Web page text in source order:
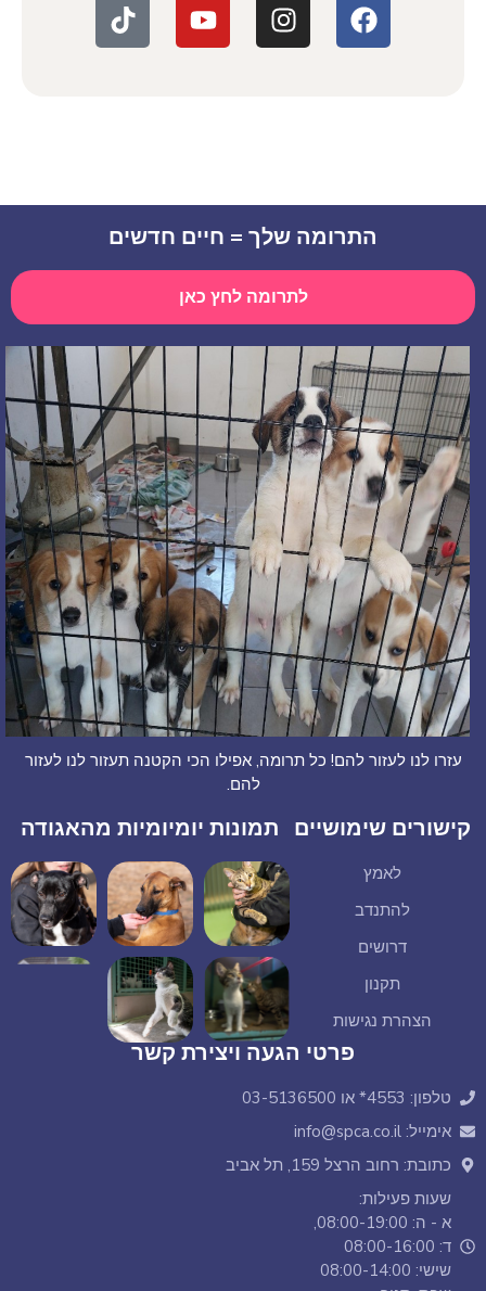
התרומה שלך = חיים חדשים
לתרומה לחץ כאן
עזרו לנו לעזור להם! כל תרומה, אפילו הכי הקטנה תעזור לנו לעזור
להם.
קישורים שימושיים
לאמץ
להתנדב
דרושים
תקנון
הצהרת נגישות
תמונות יומיומיות מהאגודה
פרטי הגעה ויצירת קשר
טלפון: 4553* או 03-5136500
אימייל: info@spca.co.il
כתובת: רחוב הרצל 159, תל אביב
שעות פעילות:
א - ה: 08:00-19:00,
ד: 08:00-16:00
שישי: 08:00-14:00